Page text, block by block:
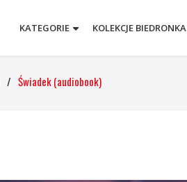
KATEGORIE KOLEKCJE BIEDRONKA
/ Świadek (audiobook)